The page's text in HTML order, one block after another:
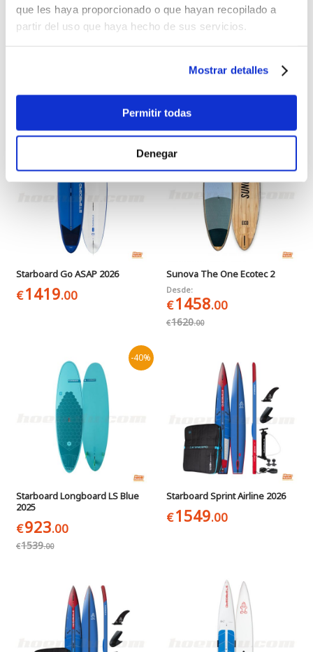
que les haya proporcionado o que hayan recopilado a
partir del uso que haya hecho de sus servicios.
Mostrar detalles
Permitir todas
Denegar
Desde:
€1419.00
Starboard Go ASAP 2026
€1419.00
-10%
Sunova The One Ecotec 2
Desde:
€1458.00
€1620.00
-40%
Starboard Longboard LS Blue
2025
€923.00
€1539.00
Starboard Sprint Airline 2026
€1549.00